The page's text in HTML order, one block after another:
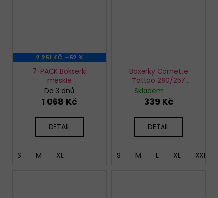
2 251 KČ –52 %
7-PACK Bokserki
męskie
Do 3 dnů
1 068 Kč
DETAIL
S M XL
Boxerky Cornette
Tattoo 280/257
Legend rider
Skladem
339 Kč
DETAIL
S M L XL XXL